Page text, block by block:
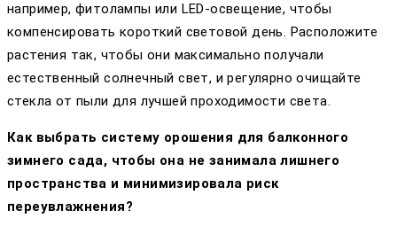
например, фитолампы или LED-освещение, чтобы
компенсировать короткий световой день. Расположите
растения так, чтобы они максимально получали
естественный солнечный свет, и регулярно очищайте
стекла от пыли для лучшей проходимости света.
Как выбрать систему орошения для балконного
зимнего сада, чтобы она не занимала лишнего
пространства и минимизировала риск
переувлажнения?